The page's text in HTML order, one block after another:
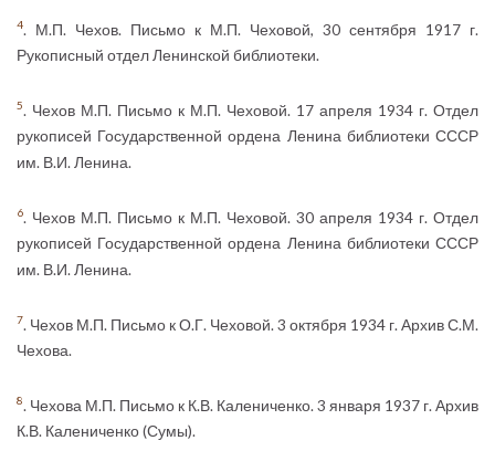
4. М.П. Чехов. Письмо к М.П. Чеховой, 30 сентября 1917 г.
Рукописный отдел Ленинской библиотеки.
5. Чехов М.П. Письмо к М.П. Чеховой. 17 апреля 1934 г. Отдел
рукописей Государственной ордена Ленина библиотеки СССР
им. В.И. Ленина.
6. Чехов М.П. Письмо к М.П. Чеховой. 30 апреля 1934 г. Отдел
рукописей Государственной ордена Ленина библиотеки СССР
им. В.И. Ленина.
7. Чехов М.П. Письмо к О.Г. Чеховой. 3 октября 1934 г. Архив С.М.
Чехова.
8
. Чехова М.П. Письмо к К.В. Калениченко. 3 января 1937 г. Архив
К.В. Калениченко (Сумы).